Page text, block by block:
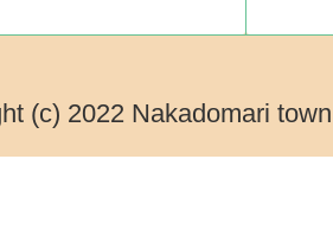
(c) 2022 Nakadomari